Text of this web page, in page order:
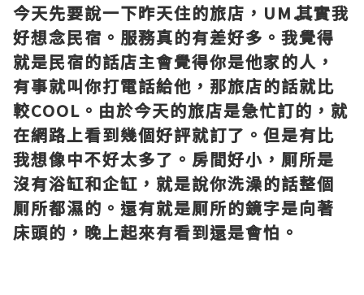
今天先要說一下昨天住的旅店，UM⋯⋯其實我
好想念民宿。服務真的有差好多。我覺得
就是民宿的話店主會覺得你是他家的人，
有事就叫你打電話給他，那旅店的話就比
較COOL。由於今天的旅店是急忙訂的，就
在網路上看到幾個好評就訂了。但是有比
我想像中不好太多了。房間好小，厠所是
沒有浴缸和企缸，就是說你洗澡的話整個
厠所都濕的。還有就是厠所的鏡字是向著
床頭的，晚上起來有看到還是會怕。